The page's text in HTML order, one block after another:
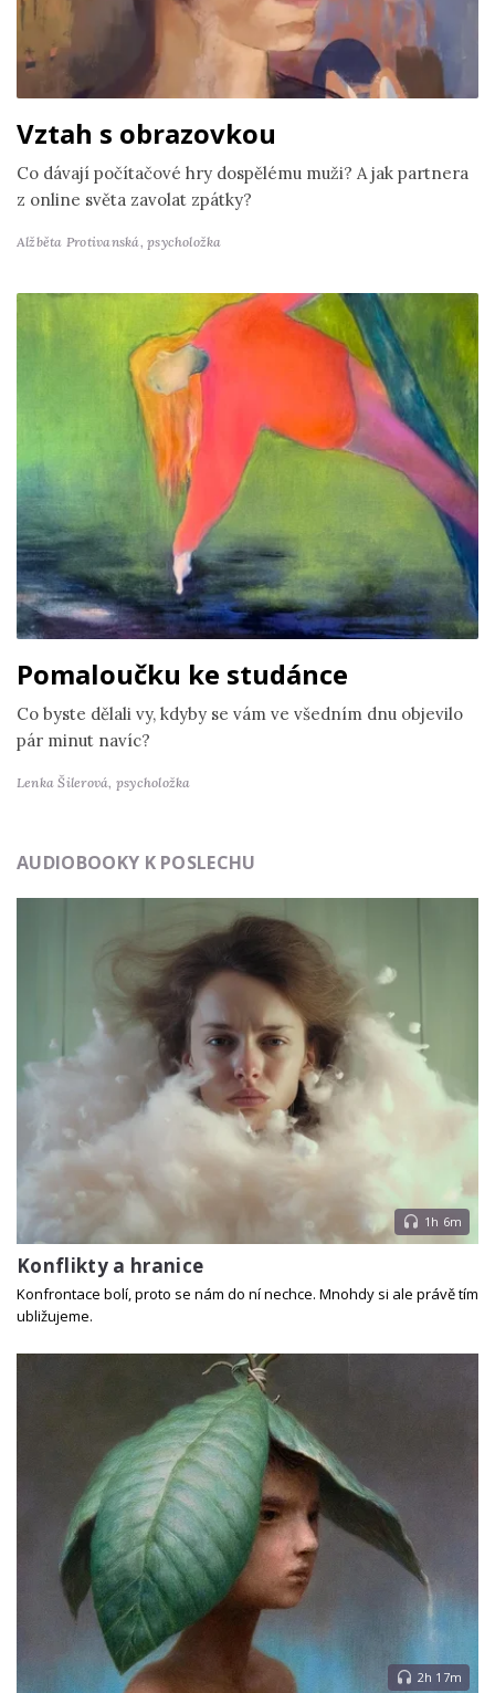
Vztah s obrazovkou
Co dávají počítačové hry dospělému muži? A jak partnera
z online světa zavolat zpátky?
Alžběta Protivanská,psycholožka
Pomaloučku ke studánce
Co byste dělali vy, kdyby se vám ve všedním dnu objevilo
pár minut navíc?
Lenka Šilerová, psycholožka
AUDIOBOOKY K POSLECHU
1h 6m
Konflikty a hranice
Konfrontace bolí, proto se nám do ní nechce. Mnohdy si ale právě tím
ubližujeme.
2h 17m